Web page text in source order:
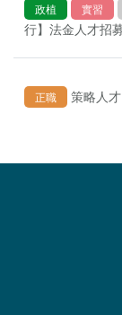
政植 實習
行】法金人才招
正職 策略人才